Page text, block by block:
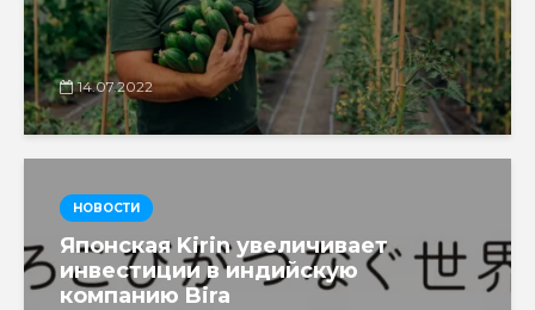
14.07.2022
НОВОСТИ
Японская Kirin увеличивает
инвестиции в индийскую
компанию Bira